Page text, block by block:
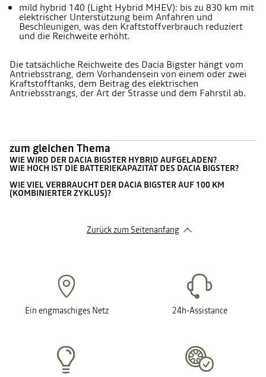
mild hybrid 140 (Light Hybrid MHEV): bis zu 830 km mit
elektrischer Unterstützung beim Anfahren und
Beschleunigen, was den Kraftstoffverbrauch reduziert
und die Reichweite erhöht.
Die tatsächliche Reichweite des Dacia Bigster hängt vom
Antriebsstrang, dem Vorhandensein von einem oder zwei
Kraftstofftanks, dem Beitrag des elektrischen
Antriebsstrangs, der Art der Strasse und dem Fahrstil ab.
zum gleichen Thema
WIE WIRD DER DACIA BIGSTER HYBRID AUFGELADEN?
WIE HOCH IST DIE BATTERIEKAPAZITÄT DES DACIA BIGSTER?
WIE VIEL VERBRAUCHT DER DACIA BIGSTER AUF 100 KM
(KOMBINIERTER ZYKLUS)?
Zurück zum Seitenanfang
Ein engmaschiges Netz 24h-Assistance